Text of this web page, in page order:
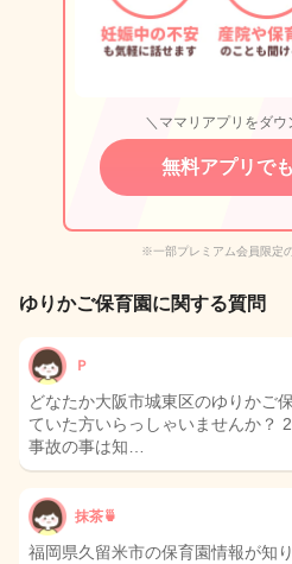
＼ママリアプリをダウ
無料アプリで
※一部プレミアム会員限定
ゆりかご保育園に関する質問
Ｐ
どなたか大阪市城東区のゆりかご
ていた方いらっしゃいませんか？
事故の事は知…
抹茶🍵
福岡県久留米市の保育園情報が知